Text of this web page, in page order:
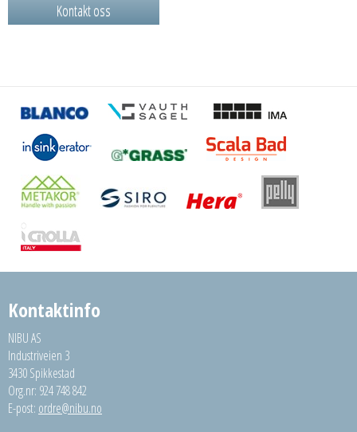
Kontakt oss
Kontaktinfo
NIBU AS
Industriveien 3
3430 Spikkestad
Org.nr: 924 748 842
E-post: ordre@nibu.no